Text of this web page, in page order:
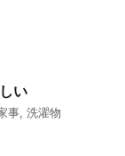
い
事, 洗濯物